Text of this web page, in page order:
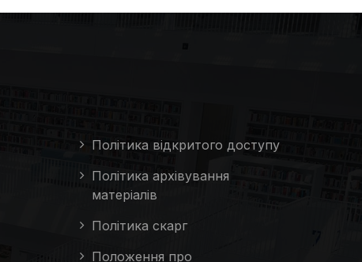
Політика відкритого доступу
Політика архівування
матеріалів
Політика скарг
Положення про